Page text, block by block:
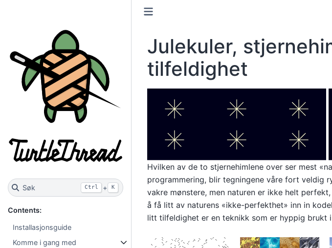
Søk Ctrl + K
Contents:
Installasjonsguide
Komme i gang med
Julekuler,
tilfeldighet
Hvilken av de to stjernehimlene over ser mest
programmering, blir tegningene våre fort veldig
vakre mønstere, men naturen er ikke helt
å få litt av naturens «ikke-perfekthet» inn in
litt tilfeldighet er en teknikk som er hyppig brukt